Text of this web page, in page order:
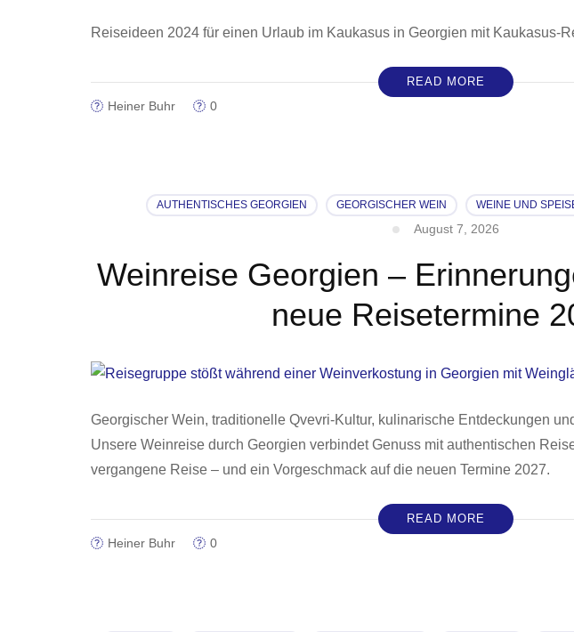
Reiseideen 2024 für einen Urlaub im Kaukasus in Georgien mit Kaukasus-
READ MORE
Heiner Buhr 0
AUTHENTISCHES GEORGIEN GEORGISCHER WEIN WEINE UND
August 7, 2026
Weinreise Georgien –
neue Reisetermine
Georgischer Wein, traditionelle Qvevri-Kultur, kulinarische Entdeckungen
Unsere Weinreise durch Georgien verbindet Genuss mit authentischen
vergangene Reise – und ein Vorgeschmack auf die neuen Termine 2027.
READ MORE
Heiner Buhr 0